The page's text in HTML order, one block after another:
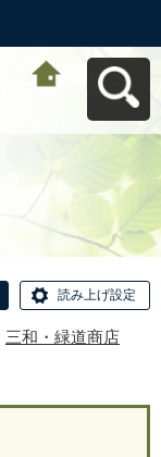
読み上げ設定
三和・緑道商店